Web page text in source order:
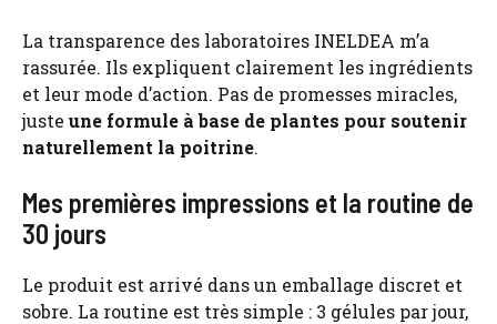
La transparence des laboratoires INELDEA m’a
rassurée. Ils expliquent clairement les ingrédients
et leur mode d’action. Pas de promesses miracles,
juste une formule à base de plantes pour soutenir
naturellement la poitrine.
Mes premières impressions et la routine de
30 jours
Le produit est arrivé dans un emballage discret et
sobre. La routine est très simple : 3 gélules par jour,